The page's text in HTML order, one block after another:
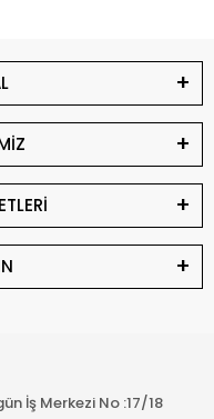
İş Merkezi No :17/18